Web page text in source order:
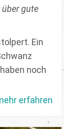
gute
Ein
noch
erfahren